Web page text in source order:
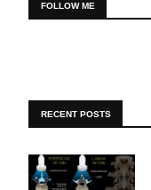
FOLLOW ME
RECENT POSTS